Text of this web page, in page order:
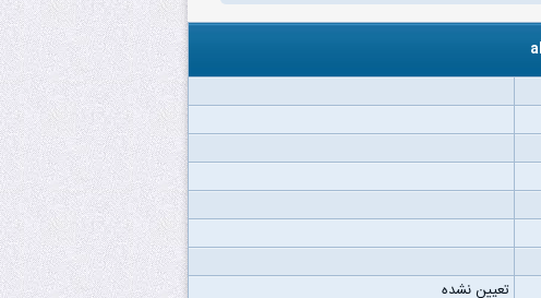
تعیین نشده